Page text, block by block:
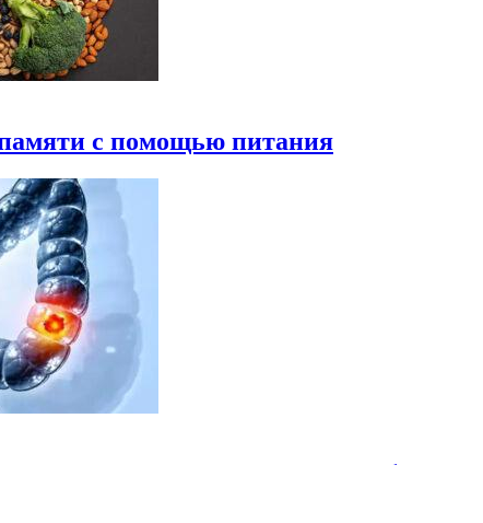
с помощью питания
доказательства пользы пробиотиков